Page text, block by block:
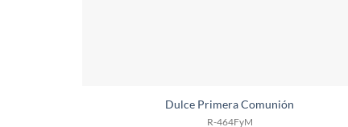
Dulce Primera Comunión
R-464FyM